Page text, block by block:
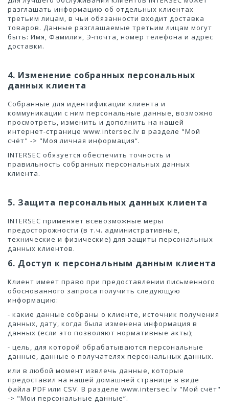
разглашать информацию об отдельных клиентах
третьим лицам, в чьи обязанности входит доставка
товаров. Данные разглашаемые третьим лицам могут
быть: Имя, Фамилия, Э-почта, номер телефона и адрес
доставки.
4. Изменение собранных персональных
данных клиента
Собранные для идентификации клиента и
коммуникации с ним персональные данные, возможно
просмотреть, изменить и дополнить на нашей
интернет-странице www.intersec.lv в разделе "Мой
счёт" -> "Моя личная информация“.
INTERSEC обязуется обеспечить точность и
правильность собранных персональных данных
клиента.
5. Защита персональных данных клиента
INTERSEC применяет всевозможные меры
предосторожности (в т.ч. административные,
технические и физические) для защиты персональных
данных клиентов.
6. Доступ к персональным данным клиента
Клиент имеет право при предоставлении письменного
обоснованного запроса получить следующую
информацию:
- какие данные собраны о клиенте, источник получения
данных, дату, когда была изменена информация в
данных (если это позволяют нормативные акты);
- цель, для которой обрабатываются персональные
данные, данные о получателях персональных данных.
или в любой момент извлечь данные, которые
предоставил на нашей домашней странице в виде
файла PDF или CSV. В разделе www.intersec.lv "Мой счёт"
-> "Мои персональные данные“.